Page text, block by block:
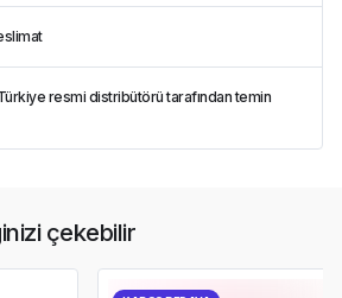
resmi distribütörü tarafından temin
çekebilir